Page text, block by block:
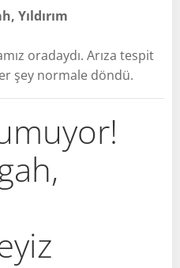
Yıldırım
oradaydı. Arıza tespit
şey normale döndü.